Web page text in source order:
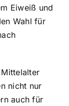
Eiweiß und
Wahl für
nicht nur
auch für